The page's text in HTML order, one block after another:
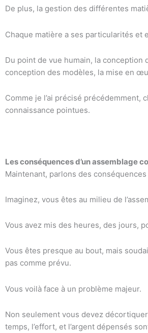
De plus, la gestion des différentes
Chaque matière a ses particularités et
Du point de vue humain, la
conception des modèles, la mise en
Comme je l’ai précisé
connaissance pointues.
Les conséquences d’un assemblage
Maintenant, parlons des
Imaginez, vous êtes au milieu de
Vous avez mis des heures, des jours,
Vous êtes presque au bout, mais
pas comme prévu.
Vous voilà face à un problème majeur.
Non seulement vous devez
temps, l’effort, et l’argent dépensés